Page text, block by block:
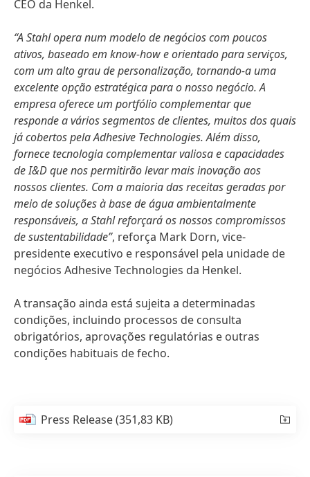
CEO da Henkel.
“A Stahl opera num modelo de negócios com poucos
ativos, baseado em know-how e orientado para serviços,
com um alto grau de personalização, tornando-a uma
excelente opção estratégica para o nosso negócio. A
empresa oferece um portfólio complementar que
responde a vários segmentos de clientes, muitos dos quais
já cobertos pela Adhesive Technologies. Além disso,
fornece tecnologia complementar valiosa e capacidades
de I&D que nos permitirão levar mais inovação aos
nossos clientes. Com a maioria das receitas geradas por
meio de soluções à base de água ambientalmente
responsáveis, a Stahl reforçará os nossos compromissos
de sustentabilidade”, reforça Mark Dorn, vice-
presidente executivo e responsável pela unidade de
negócios Adhesive Technologies da Henkel.
A transação ainda está sujeita a determinadas
condições, incluindo processos de consulta
obrigatórios, aprovações regulatórias e outras
condições habituais de fecho.
Press Release(351,83 KB)